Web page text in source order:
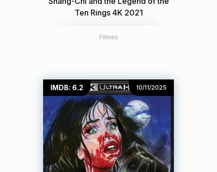
Ten Rings 4K 2021
Filmes
IMDB: 6.2 10/11/2025